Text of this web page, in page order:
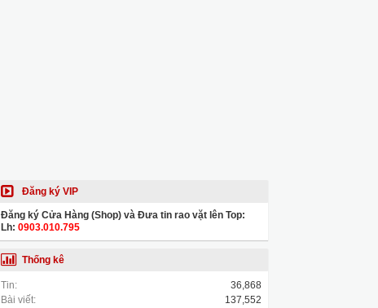
Đăng ký VIP
Đăng ký Cửa Hàng (Shop) và Đưa tin rao vặt lên Top:
Lh: 0903.010.795
Thống kê
Tin:
36,868
Bài viết:
137,552